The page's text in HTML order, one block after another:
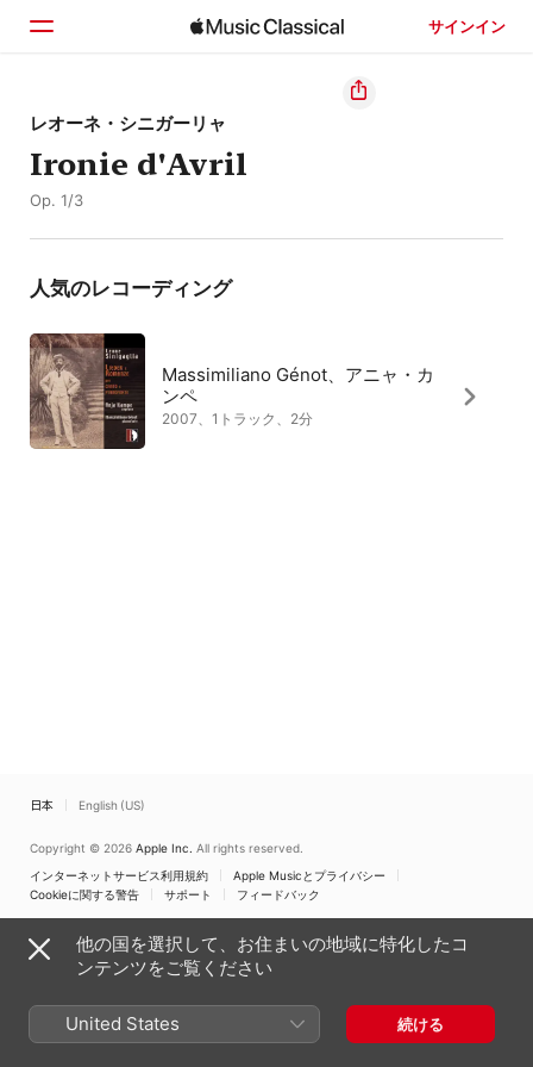
サインイン
ホーム
見つける
レオーネ・シニガーリャ
Ironie d'Avril
Op. 1/3
人気のレコーディング
Massimiliano Génot、アニャ・カ
ンペ
2007、1トラック、2分
日本 English (US)
Copyright © 2026 Apple Inc. All rights reserved.
インターネットサービス利用規約
Apple Musicとプライバシー
Cookieに関する警告
サポート フィードバック
他の国を選択して、お住まいの地域に特化したコ
ンテンツをご覧ください
United States 続ける